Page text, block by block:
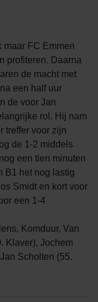
maar FC Emmen
profiteren. Daarna
de macht met
een half uur
de voor Jan
rol. Hij nam
treffer voor zijn
de 1-2 middels
een tien minuten
B1 het nog lastig
Smidt en kort voor
een 1-4
Komduur, Van
Klaver), Jochem
Scholten (55.